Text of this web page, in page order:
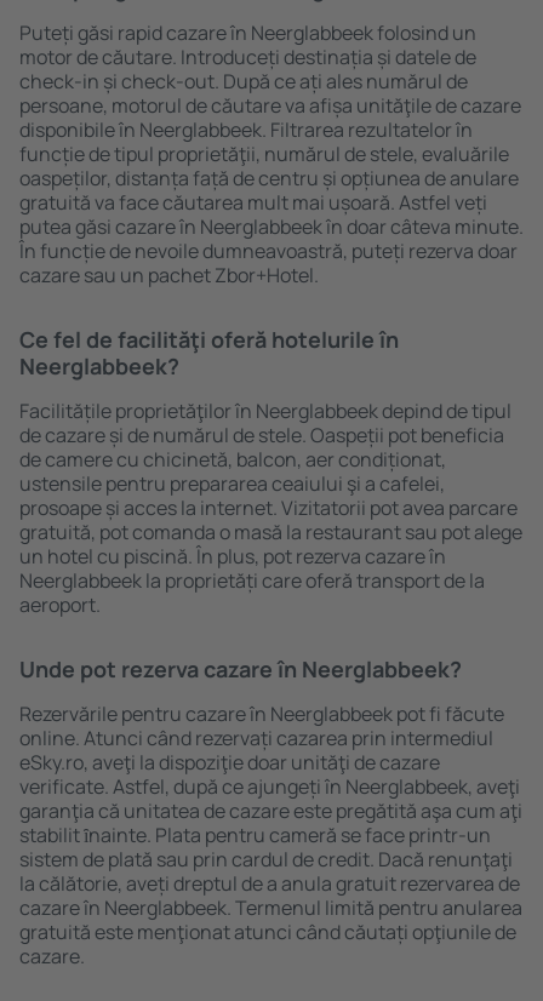
Puteți găsi rapid cazare în Neerglabbeek folosind un
motor de căutare. Introduceți destinația și datele de
check-in și check-out. După ce ați ales numărul de
persoane, motorul de căutare va afișa unităţile de cazare
disponibile în Neerglabbeek. Filtrarea rezultatelor în
funcție de tipul proprietăţii, numărul de stele, evaluările
oaspeților, distanța față de centru și opțiunea de anulare
gratuită va face căutarea mult mai ușoară. Astfel veți
putea găsi cazare în Neerglabbeek în doar câteva minute.
În funcție de nevoile dumneavoastră, puteți rezerva doar
cazare sau un pachet Zbor+Hotel.
Ce fel de facilităţi oferă hotelurile în
Neerglabbeek?
Facilitățile proprietăţilor în Neerglabbeek depind de tipul
de cazare și de numărul de stele. Oaspeții pot beneficia
de camere cu chicinetă, balcon, aer condiționat,
ustensile pentru prepararea ceaiului şi a cafelei,
prosoape și acces la internet. Vizitatorii pot avea parcare
gratuită, pot comanda o masă la restaurant sau pot alege
un hotel cu piscină. În plus, pot rezerva cazare în
Neerglabbeek la proprietăți care oferă transport de la
aeroport.
Unde pot rezerva cazare în Neerglabbeek?
Rezervările pentru cazare în Neerglabbeek pot fi făcute
online. Atunci când rezervați cazarea prin intermediul
eSky.ro, aveţi la dispoziţie doar unităţi de cazare
verificate. Astfel, după ce ajungeți în Neerglabbeek, aveţi
garanţia că unitatea de cazare este pregătită aşa cum aţi
stabilit ȋnainte. Plata pentru cameră se face printr-un
sistem de plată sau prin cardul de credit. Dacă renunţaţi
la călătorie, aveți dreptul de a anula gratuit rezervarea de
cazare în Neerglabbeek. Termenul limită pentru anularea
gratuită este menţionat atunci când căutați opţiunile de
cazare.